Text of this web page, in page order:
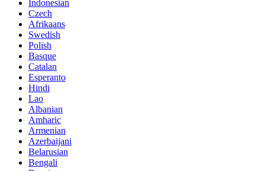
Indonesian
Czech
Afrikaans
Swedish
Polish
Basque
Catalan
Esperanto
Hindi
Lao
Albanian
Amharic
Armenian
Azerbaijani
Belarusian
Bengali